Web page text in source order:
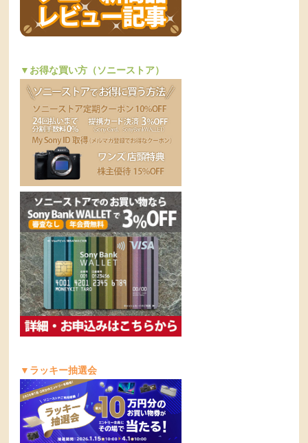
▼お得な買い方（ソニーストア）
▼ラッキー抽選会